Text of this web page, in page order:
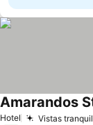
Hotel Vistas
Amarandos